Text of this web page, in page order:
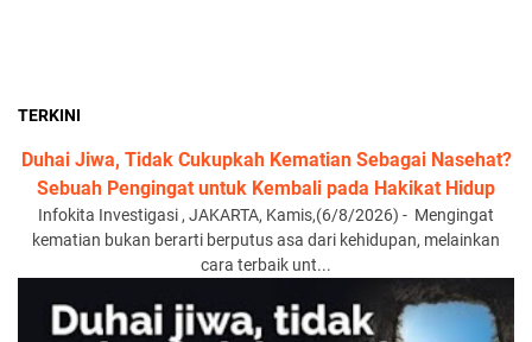
TERKINI
Duhai Jiwa, Tidak Cukupkah Kematian Sebagai Nasehat?
Sebuah Pengingat untuk Kembali pada Hakikat Hidup
Infokita Investigasi , JAKARTA, Kamis,(6/8/2026) - Mengingat
kematian bukan berarti berputus asa dari kehidupan, melainkan
cara terbaik unt...